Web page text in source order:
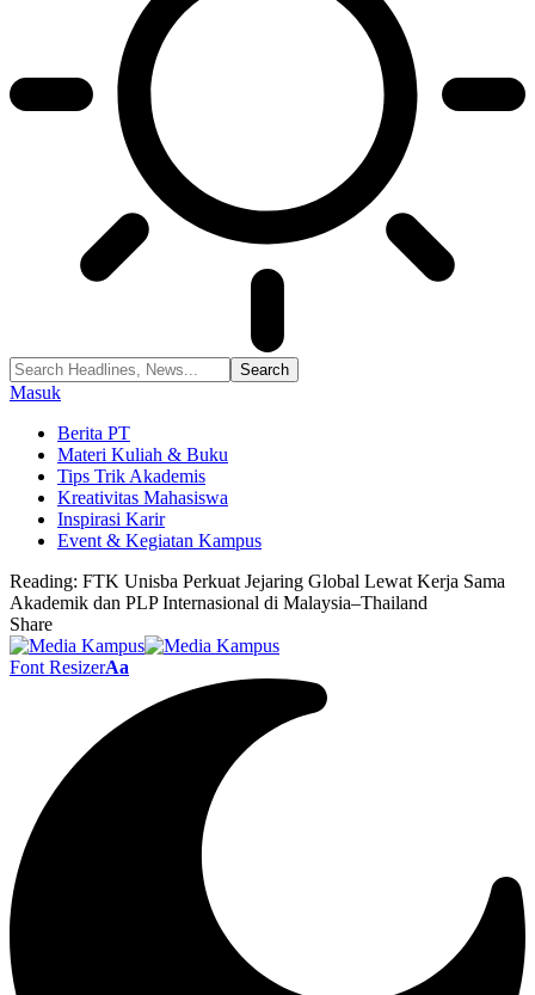
Masuk
Berita PT
Materi Kuliah & Buku
Tips Trik Akademis
Kreativitas Mahasiswa
Inspirasi Karir
Event & Kegiatan Kampus
Reading: FTK Unisba Perkuat Jejaring Global Lewat Kerja Sama
Akademik dan PLP Internasional di Malaysia–Thailand
Share
Font ResizerAa